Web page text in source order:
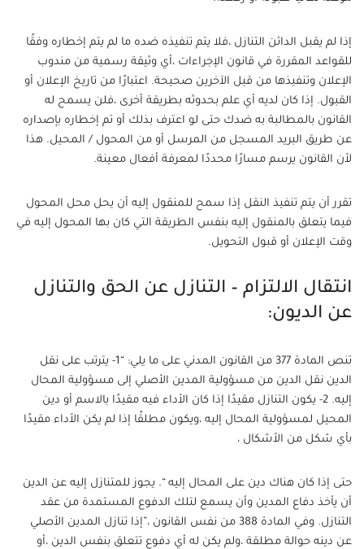
إذا لم يقبل الدائن التنازل ،فلا يتم تنفيذه ضده ما لم يتم إخطاره وفقًا
للقواعد المقررة في قانون الإجراءات ،أي وثيقة رسمية من مندوب
الإعلان وتنفيذها من قبل الآخرين صحيحة. اعتبارًا من تاريخ الإعلان أو
القبول. إذا كان لديه أي علم بحدوثه بطريقة أخرى ،فلن يسمح له
القانون بالمطالبة به ضدك حتى لو اعترف بذلك أو تم إخطاره بإصداره
عن طريق البريد المسجل من المرسل أو من المحول / المحيل. هذا
لأن القانون يرسم مسارًا محددًا لمعرفة أفعال معينة.
تقرر أن يتم تنفيذ النقل إذا سمح للمنقول إليه أن يحل محل المحول
فيما يتعلق بالمنقول إليه بنفس الطريقة التي كان بها المحول إليه في
وقت الإعلان أو قبول التحويل.
انتقال الالتزام – التنازل عن الحق والتنازل
عن الديون:
تنص المادة 377 من القانون المدني على ما يلي: “1- يترتب على نقل
الدين نقل الدين من مسؤولية المدين الأصلي إلى مسؤولية المحال
إليه. 2- يكون التنازل مقيدًا إذا كان الأداء فيه مقيدًا بالاسم أو دين
المحيل لمسؤولية المحال إليه ،ويكون مطلقًا إذا لم يكن الأداء مقيدًا
بأي شكل من الأشكال ،
حتى إذا كان هناك دين على المحال إليه “. يجوز للمتنازل إليه عن الدين
أن يأخذ دفاع المدين وأن يسمع لتلك الدفوع المستمدة من عقد
التنازل. وفي المادة 388 من نفس القانون ،”إذا تنازل المدين الأصلي
عن دينه حوالة مطلقة ،ولم يكن له أي دفوع تتعلق بنفس الدين ،أو